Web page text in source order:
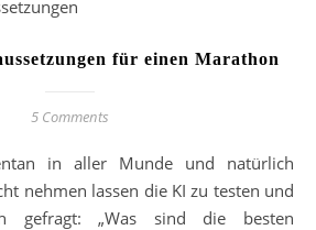
für einen Marathon
5 Comments
nehmen lassen die KI zu testen und
gefragt: „Was sind die besten